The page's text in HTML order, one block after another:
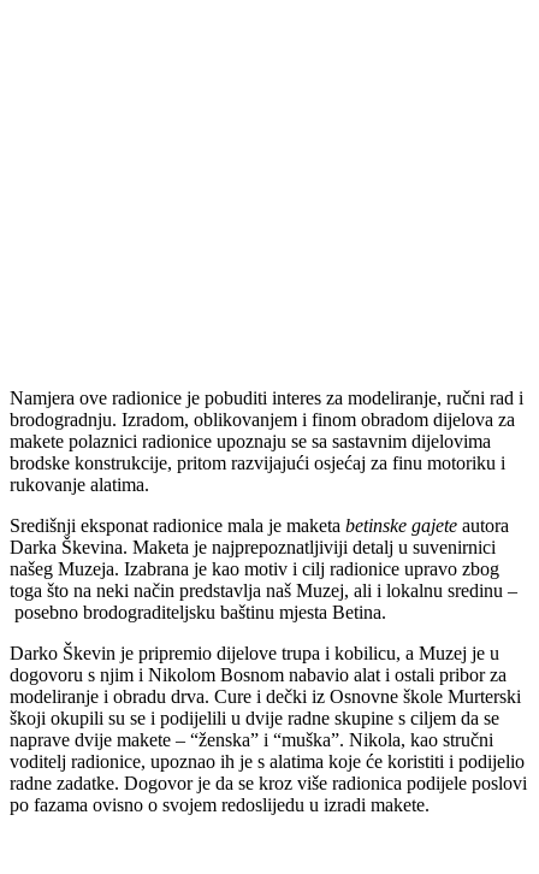
Namjera ove radionice je pobuditi interes za modeliranje, ručni rad i
brodogradnju. Izradom, oblikovanjem i finom obradom dijelova za
makete polaznici radionice upoznaju se sa sastavnim dijelovima
brodske konstrukcije, pritom razvijajući osjećaj za finu motoriku i
rukovanje alatima.
Središnji eksponat radionice mala je maketa betinske gajete autora
Darka Škevina. Maketa je najprepoznatljiviji detalj u suvenirnici
našeg Muzeja. Izabrana je kao motiv i cilj radionice upravo zbog
toga što na neki način predstavlja naš Muzej, ali i lokalnu sredinu –
posebno brodograditeljsku baštinu mjesta Betina.
Darko Škevin je pripremio dijelove trupa i kobilicu, a Muzej je u
dogovoru s njim i Nikolom Bosnom nabavio alat i ostali pribor za
modeliranje i obradu drva. Cure i dečki iz Osnovne škole Murterski
škoji okupili su se i podijelili u dvije radne skupine s ciljem da se
naprave dvije makete – “ženska” i “muška”. Nikola, kao stručni
voditelj radionice, upoznao ih je s alatima koje će koristiti i podijelio
radne zadatke. Dogovor je da se kroz više radionica podijele poslovi
po fazama ovisno o svojem redoslijedu u izradi makete.